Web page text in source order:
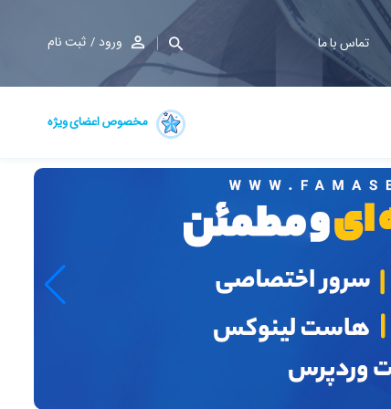
تماس با ما ورود ثبت نام
مخصوص اعضای ویژه